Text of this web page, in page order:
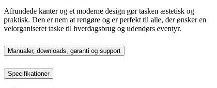
Afrundede kanter og et moderne design gør tasken æstetisk og
praktisk. Den er nem at rengøre og er perfekt til alle, der ønsker en
velorganiseret taske til hverdagsbrug og udendørs eventyr.
Manualer, downloads, garanti og support
Specifikationer